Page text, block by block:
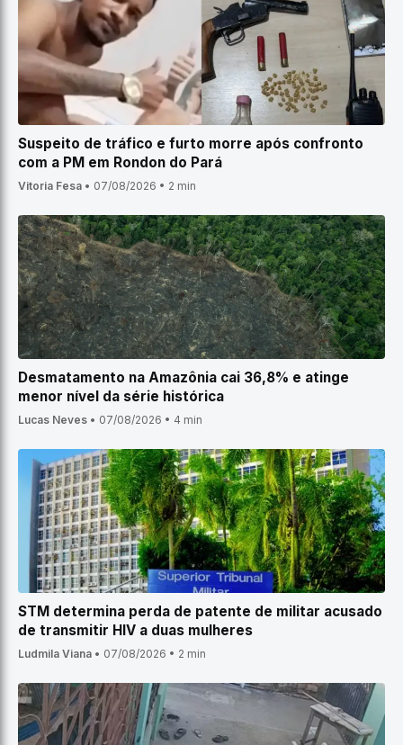
Suspeito de tráfico e furto morre após confronto
com a PM em Rondon do Pará
Vitoria Fesa • 07/08/2026 • 2 min
Desmatamento na Amazônia cai 36,8% e atinge
menor nível da série histórica
Lucas Neves • 07/08/2026 • 4 min
STM determina perda de patente de militar acusado
de transmitir HIV a duas mulheres
Ludmila Viana • 07/08/2026 • 2 min